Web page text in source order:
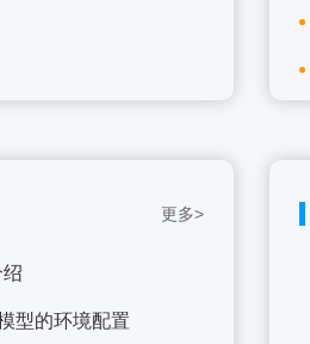
更多>
型的环境配置